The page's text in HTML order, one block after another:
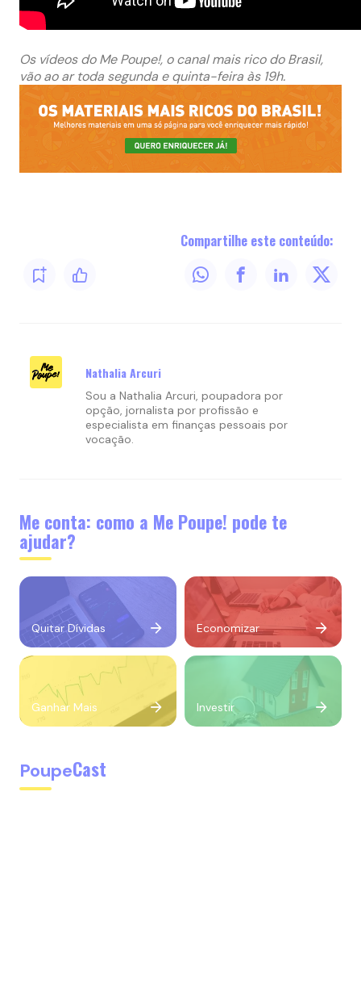
Os vídeos do Me Poupe!, o canal mais rico do Brasil,
vão ao ar toda segunda e quinta-feira às 19h.
Compartilhe este conteúdo:
Nathalia Arcuri
Sou a Nathalia Arcuri, poupadora por
opção, jornalista por profissão e
especialista em finanças pessoais por
vocação.
Me conta: como a Me Poupe! pode te
ajudar?
Quitar Dívidas Economizar
Ganhar Mais Investir
PoupeCast